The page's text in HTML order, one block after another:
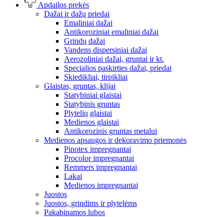
Apdailos prekės
Dažai ir dažų priedai
Emaliniai dažai
Antikoroziniai emaliniai dažai
Grindų dažai
Vandens dispersiniai dažai
Aerozoliniai dažai, gruntai ir kt.
Specialios paskirties dažai, priedai
Skiedikliai, tirpikliai
Glaistas, gruntas, klijai
Statybiniai glaistai
Statybinis gruntas
Plytelių glaistai
Medienos glaistai
Antikorozinis gruntas metalui
Medienos apsaugos ir dekoravimo priemonės
Pinotex impregnantai
Procolor impregnantai
Remmers impregnantai
Lakai
Medienos impregnantai
Juostos
Juostos, grindims ir plytelėms
Pakabinamos lubos